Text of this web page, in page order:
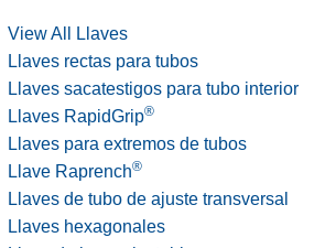
View All Llaves
Llaves rectas para tubos
Llaves sacatestigos para tubo interior
Llaves RapidGrip®
Llaves para extremos de tubos
Llave Raprench®
Llaves de tubo de ajuste transversal
Llaves hexagonales